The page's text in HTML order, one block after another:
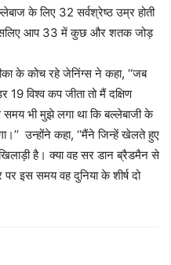
के लिए 32 सर्वश्रेष्ठ उम्र होती
इसलिए आप 33 में कुछ और शतक जोड़
के कोच रहे जेनिंग्स ने कहा, ‘‘जब
विश्व कप जीता तो मैं दक्षिण
भी मुझे लगा था कि बल्लेबाजी के
उन्होंने कहा, ‘‘मैंने जिन्हें खेलते हुए
है। क्या वह सर डान ब्रैडमैन से
इस समय वह दुनिया के शीर्ष दो